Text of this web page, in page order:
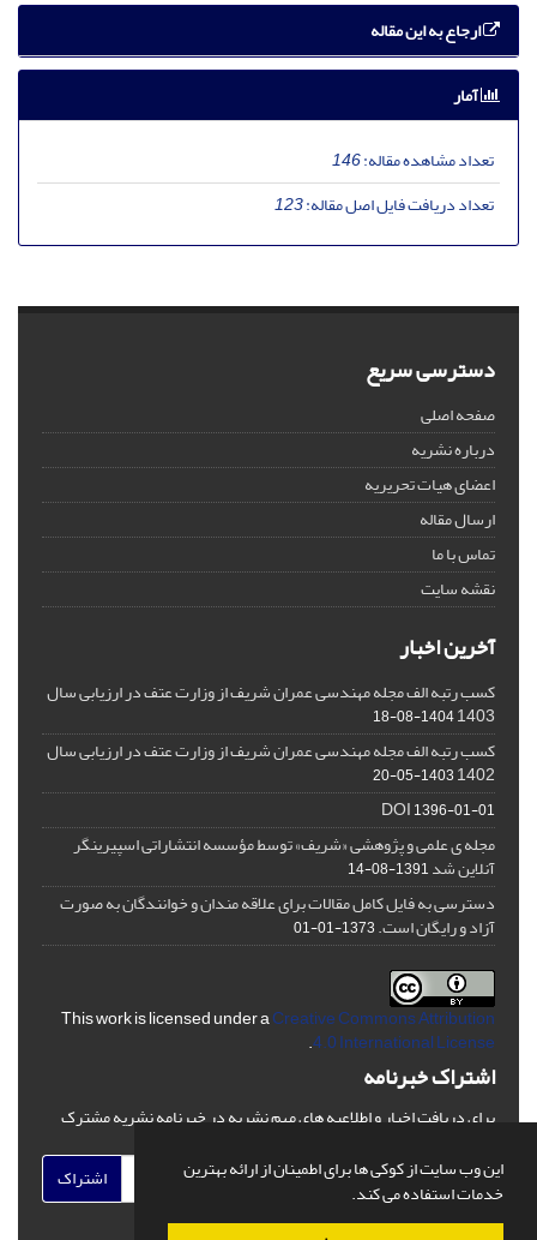
این وب سایت از کوکی ها برای اطمینان از ارائه بهترین
خدمات استفاده می کند.
ارجاع به این مقاله
آمار
تعداد مشاهده مقاله:146
تعداد دریافت فایل اصل مقاله:123
دسترسی سریع
صفحه اصلی
درباره نشریه
اعضای هیات تحریریه
ارسال مقاله
تماس با ما
نقشه سایت
آخرین اخبار
کسب رتبه الف مجله مهندسی عمران شریف از وزارت عتف در ارزیابی سال
1403
1404-08-18
کسب رتبه الف مجله مهندسی عمران شریف از وزارت عتف در ارزیابی سال
1402
1403-05-20
DOI1396-01-01
مجله ی علمی و پژوهشی «شریف» توسط مؤسسه انتشاراتی اسپیرینگر
آنلاین شد1391-08-14
دسترسی به فایل کامل مقالات برای علاقه مندان و خوانندگان به صورت
آزاد و رایگان است.1373-01-01
This work is licensed under aCreative Commons Attribution
4.0 International License
.
اشتراک خبرنامه
برای دریافت اخبار و اطلاعیه های مهم نشریه در خبرنامه نشریه مشترک
اشتراک